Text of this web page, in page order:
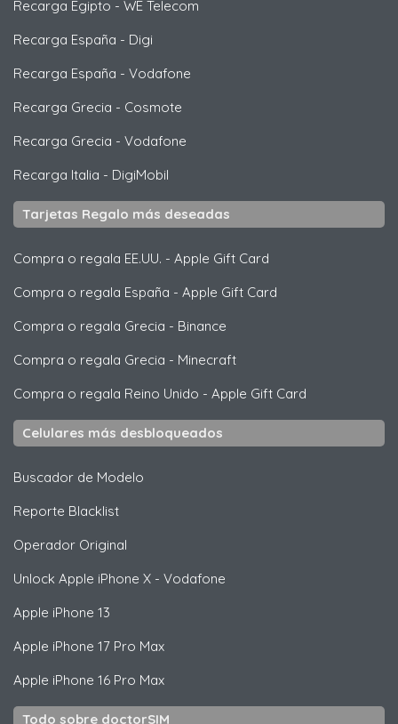
Recarga Egipto - WE Telecom
Recarga España - Digi
Recarga España - Vodafone
Recarga Grecia - Cosmote
Recarga Grecia - Vodafone
Recarga Italia - DigiMobil
Tarjetas Regalo más deseadas
Compra o regala EE.UU. - Apple Gift Card
Compra o regala España - Apple Gift Card
Compra o regala Grecia - Binance
Compra o regala Grecia - Minecraft
Compra o regala Reino Unido - Apple Gift Card
Celulares más desbloqueados
Buscador de Modelo
Reporte Blacklist
Operador Original
Unlock Apple iPhone X - Vodafone
Apple iPhone 13
Apple iPhone 17 Pro Max
Apple iPhone 16 Pro Max
Todo sobre doctorSIM